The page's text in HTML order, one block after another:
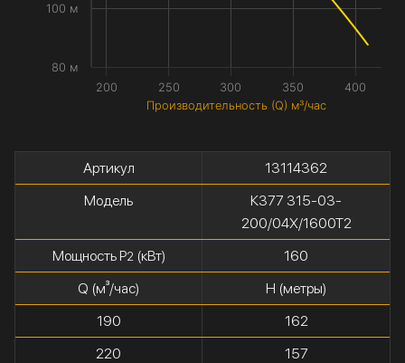
Производительность (Q) м³/час
200 250 300 350 400
80 м
100 м
Артикул
13114362
Модель
К377 315-03-
200/04Х/1600Т2
Мощность P2(кВт)
160
Q (м³/час)
H (метры)
190
162
220
157